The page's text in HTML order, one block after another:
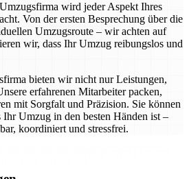
wird jeder Aspekt Ihres
Von der ersten Besprechung über die
Umzugsroute – wir achten auf
wir, dass Ihr Umzug reibungslos und
bieten wir nicht nur Leistungen,
erfahrenen Mitarbeiter packen,
mit Sorgfalt und Präzision. Sie können
Ihr Umzug in den besten Händen ist –
koordiniert und stressfrei.